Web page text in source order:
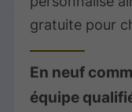
gratuite pour
En neuf
équipe